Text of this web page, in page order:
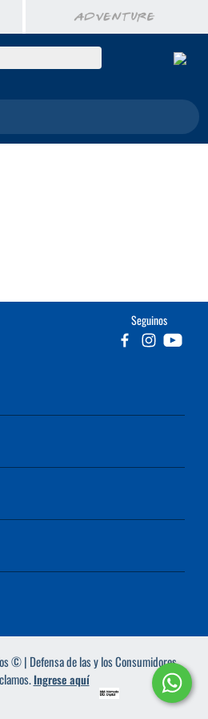
Seguinos
© | Defensa de las y los Consumidores.
Ingrese aquí